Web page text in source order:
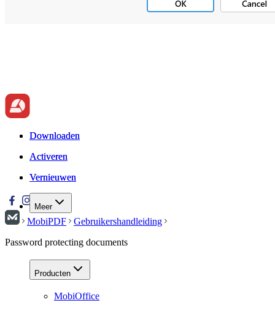
Downloaden
Activeren
Vernieuwen
Meer
Downloaden
Activeren
Vernieuwen
MobiPDF
Gebruikershandleiding
Password protecting documents
Producten
MobiOffice